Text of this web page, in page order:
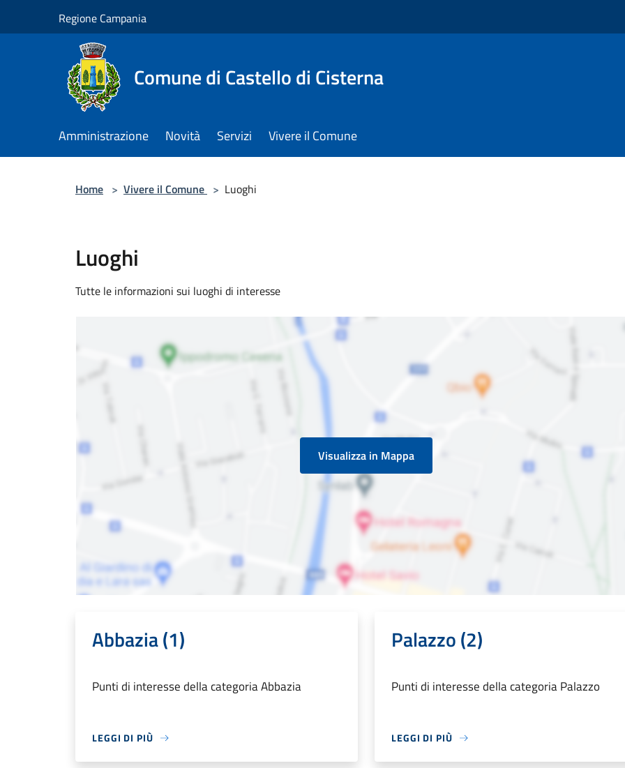
Regione Campania
Comune di Castello di Cisterna
Amministrazione Novità Servizi Vivere il Comune
Home > Vivere il Comune > Luoghi
Luoghi
Tutte le informazioni sui luoghi di interesse
Visualizza in Mappa
Abbazia (1)
Punti di interesse della categoria Abbazia
LEGGI DI PIÙ
Palazzo (2)
Punti di interesse della categoria Palazzo
LEGGI DI PIÙ